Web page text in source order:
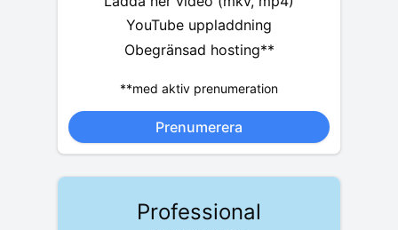
YouTube uppladdning
Obegränsad hosting**
**med aktiv prenumeration
Prenumerera
Professional